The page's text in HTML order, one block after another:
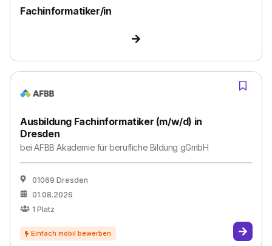
Fachinformatiker/in
Ausbildung Fachinformatiker (m/w/d) in
Dresden
beiAFBB Akademie für berufliche Bildung gGmbH
01069 Dresden
01.08.2026
1 Platz